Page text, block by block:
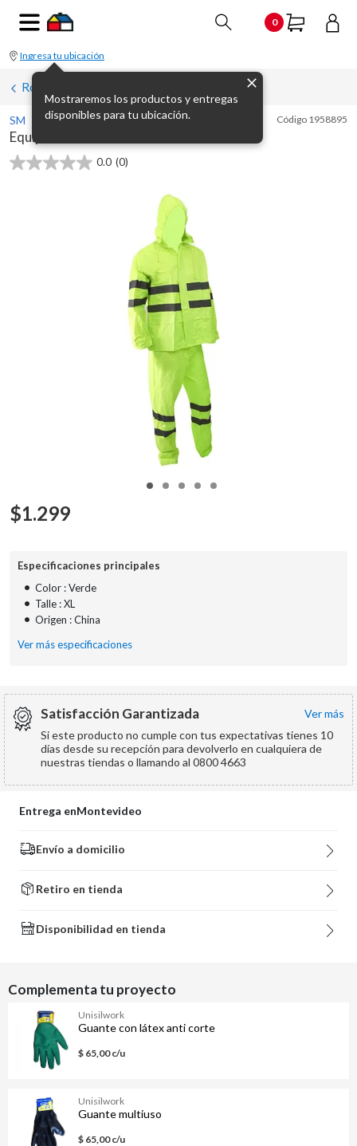
0
Ingresa tu ubicación
Mostraremos los productos y entregas
disponibles para tu ubicación.
Ropa de trabajo
SM Código 1958895
Equipo de lluvia con reflactario Talle XL
0.0 (0)
0.0
$1.299
Especificaciones principales
• Color : Verde
• Talle : XL
• Origen : China
Ver más especificaciones
Satisfacción Garantizada
ver más
Si este producto no cumple con tus expectativas tienes 10
días desde su recepción para devolverlo en cualquiera de
nuestras tiendas o llamando al 0800 4663
Entrega enMontevideo
Envío a domicilio
Retiro en tienda
Disponibilidad en tienda
Complementa tu proyecto
Unisilwork
Guante con látex anti corte
$ 65,00 c/u
Unisilwork
Guante multiuso
$ 65,00 c/u